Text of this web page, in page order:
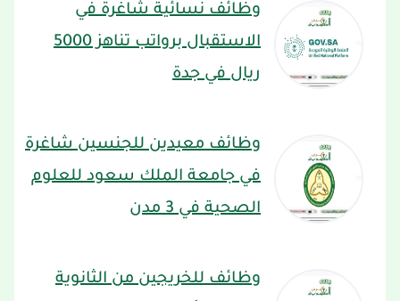
وظائف نسائية شاغرة في
الاستقبال برواتب تناهز 5000
ريال في جدة
وظائف معيدين للجنسين شاغرة
في جامعة الملك سعود للعلوم
الصحية في 3 مدن
وظائف للخريجين من الثانوية